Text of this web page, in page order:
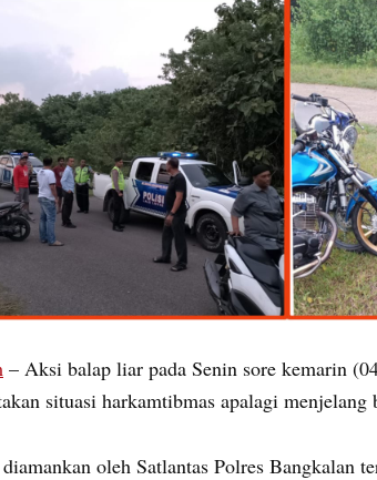
– Aksi balap liar pada Senin sore kemarin
situasi harkamtibmas apalagi
oleh Satlantas Polres Bangkalan